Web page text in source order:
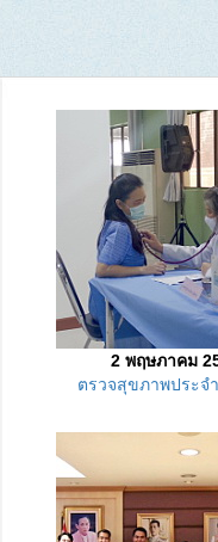
2 พฤษภาคม
ตรวจสุขภาพประจ